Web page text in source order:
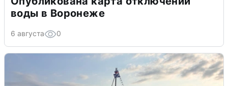
воды в Воронеже
6 августа 0